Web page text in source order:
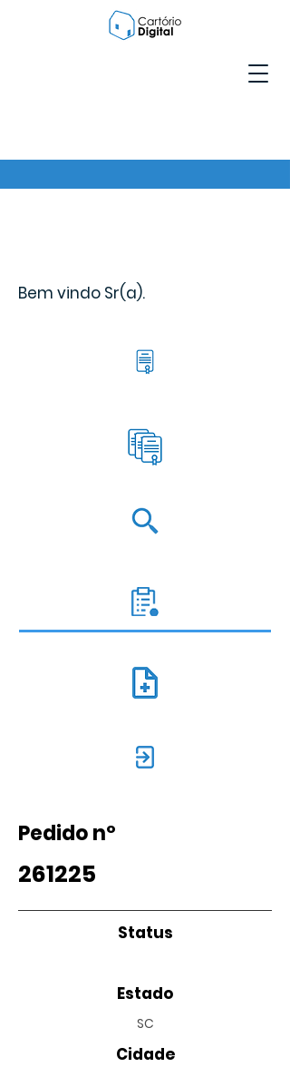
Bem vindo Sr(a).
Pedido nº
261225
Status
Estado
SC
Cidade